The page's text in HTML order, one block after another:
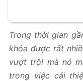
Trong thời gian
khóa được rất
vượt trội mà nó
trong việc cải